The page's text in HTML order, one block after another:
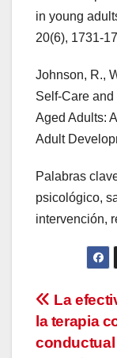
in young
20(6), 1731-
Johnson, R.,
Self-Care
Aged Adults:
Adult
Palabras
psicológico,
intervención,
de
La
la terapia
conductual